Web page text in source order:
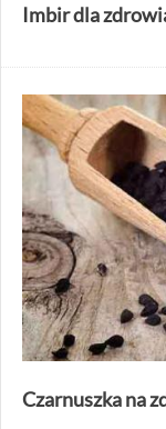
Imbir dla
Czarnuszka na